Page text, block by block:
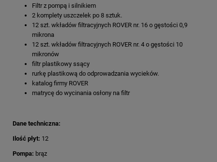
Filtr z pompą i silnikiem
2 komplety uszczelek po 8 sztuk.
12 szt. wkładów filtracyjnych ROVER nr. 16 o gęstości 0,9
mikrona
12 szt. wkładów filtracyjnych ROVER nr. 4 o gęstości 10
mikronów
filtr plastikowy ssący
rurkę plastikową do odprowadzania wycieków.
katalog firmy ROVER
matrycę do wycinania osłony na filtr
Dane techniczna:
Ilość płyt: 12
Pompa: brąz